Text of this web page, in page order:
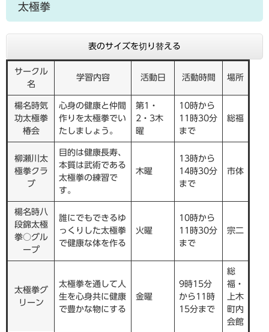
太極拳
表のサイズを切り替える
サークル
名
学習内容 活動日 活動時間 場所
楊名時気
功太極拳
椿会
心身の健康と仲間
作りを太極拳でい
たしましょう。
第1・
2・3木
曜
10時から
11時30分
まで
総福
柳瀬川太
極拳クラ
ブ
目的は健康長寿、
本質は武術である
太極拳の練習で
す。
木曜
13時から
14時30分
まで
市体
楊名時八
段錦太極
拳○グル
ープ
誰にでもできるゆ
っくりした太極拳
で健康な体を作る
火曜
10時から
11時30分
まで
宗二
太極拳グ
リーン
太極拳を通して人
生を心身共に健康
で豊かな物にする
金曜
9時15分
から11時
15分まで
総
福・
上木
町内
会館